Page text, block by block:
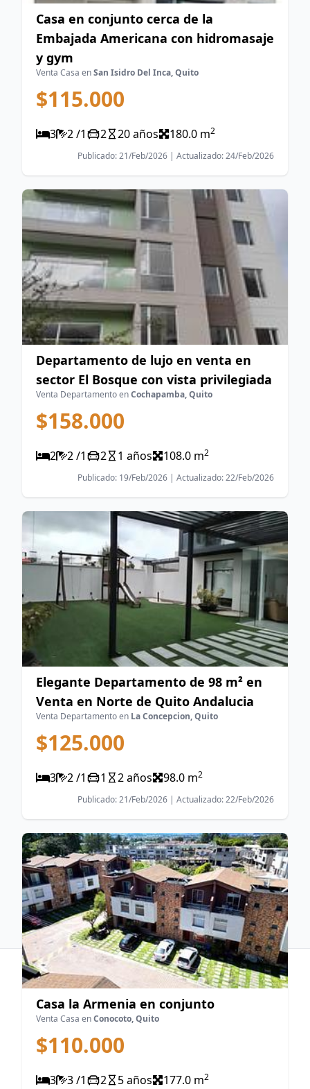
Casa en conjunto cerca de la
Embajada Americana con hidromasaje
y gym
Venta Casa enSan Isidro Del Inca, Quito
$115.000
3 2 /1 2 20 años 180.0 m2
Publicado: 21/Feb/2026 | Actualizado: 24/Feb/2026
Departamento de lujo en venta en
sector El Bosque con vista privilegiada
Venta Departamento enCochapamba, Quito
$158.000
2 2 /1 2 1 años 108.0 m2
Publicado: 19/Feb/2026 | Actualizado: 22/Feb/2026
Elegante Departamento de 98 m² en
Venta en Norte de Quito Andalucia
Venta Departamento en La Concepcion, Quito
$125.000
3 2 /1 1 2 años 98.0 m2
Publicado: 21/Feb/2026 | Actualizado: 22/Feb/2026
Casa la Armenia en conjunto
Venta Casa enConocoto, Quito
$110.000
3 3 /1 2 5 años 177.0 m2
Del caos al control, todo desde tu celular y WhatsApp
Todos los derechos reservados.